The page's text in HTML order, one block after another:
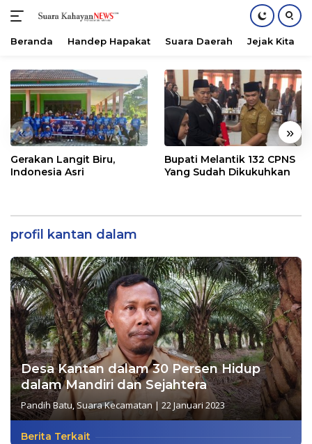
konten
Beranda Handep Hapakat Suara Daerah Jejak Kita
« »
Gerakan Langit Biru,
Indonesia Asri
Bupati Melantik 132 CPNS
Yang Sudah Dikukuhkan
profil kantan dalam
Desa Kantan dalam 30 Persen Hidup
dalam Mandiri dan Sejahtera
Pandih Batu,Suara Kecamatan| 22 Januari 2023
Berita Terkait